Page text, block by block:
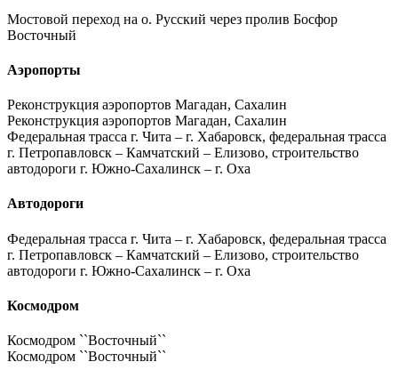
Мостовой переход на о. Русский через пролив Босфор
Восточный
Аэропорты
Реконструкция аэропортов Магадан, Сахалин
Реконструкция аэропортов Магадан, Сахалин
Федеральная трасса г. Чита – г. Хабаровск, федеральная трасса
г. Петропавловск – Камчатский – Елизово, строительство
автодороги г. Южно-Сахалинск – г. Оха
Автодороги
Федеральная трасса г. Чита – г. Хабаровск, федеральная трасса
г. Петропавловск – Камчатский – Елизово, строительство
автодороги г. Южно-Сахалинск – г. Оха
Космодром
Космодром ``Восточный``
Космодром ``Восточный``